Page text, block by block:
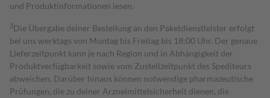
und Produktinformationen lesen.
3Die Übergabe deiner Bestellung an den Paketdienstleister erfolgt
bei uns werktags von Montag bis Freitag bis 18:00 Uhr. Der genaue
Lieferzeitpunkt kann je nach Region und in Abhängigkeit der
Produktverfügbarkeit sowie vom Zustellzeitpunkt des Spediteurs
abweichen. Darüber hinaus können notwendige pharmazeutische
Prüfungen, die zu deiner Arzneimittelsicherheit dienen, die